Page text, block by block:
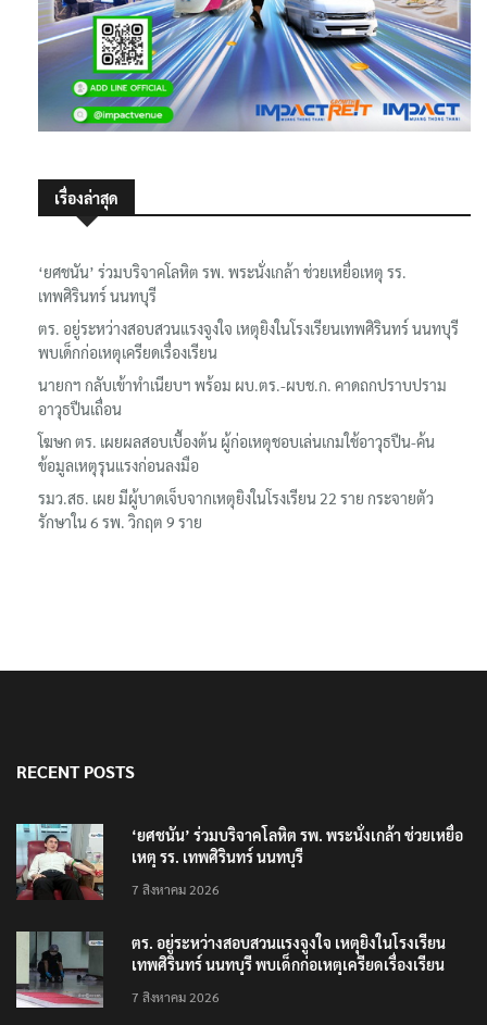
เรื่องล่าสุด
‘ยศชนัน’ ร่วมบริจาคโลหิต รพ. พระนั่งเกล้า ช่วยเหยื่อเหตุ รร.
เทพศิรินทร์ นนทบุรี
ตร. อยู่ระหว่างสอบสวนแรงจูงใจ เหตุยิงในโรงเรียนเทพศิรินทร์ นนทบุรี
พบเด็กก่อเหตุเครียดเรื่องเรียน
นายกฯ กลับเข้าทำเนียบฯ พร้อม ผบ.ตร.-ผบช.ก. คาดถกปราบปราม
อาวุธปืนเถื่อน
โฆษก ตร. เผยผลสอบเบื้องต้น ผู้ก่อเหตุชอบเล่นเกมใช้อาวุธปืน-ค้น
ข้อมูลเหตุรุนแรงก่อนลงมือ
รมว.สธ. เผย มีผู้บาดเจ็บจากเหตุยิงในโรงเรียน 22 ราย กระจายตัว
รักษาใน 6 รพ. วิกฤต 9 ราย
RECENT POSTS
‘ยศชนัน’ ร่วมบริจาคโลหิต รพ. พระนั่งเกล้า ช่วยเหยื่อ
เหตุ รร. เทพศิรินทร์ นนทบุรี
7 สิงหาคม 2026
ตร. อยู่ระหว่างสอบสวนแรงจูงใจ เหตุยิงในโรงเรียน
เทพศิรินทร์ นนทบุรี พบเด็กก่อเหตุเครียดเรื่องเรียน
7 สิงหาคม 2026